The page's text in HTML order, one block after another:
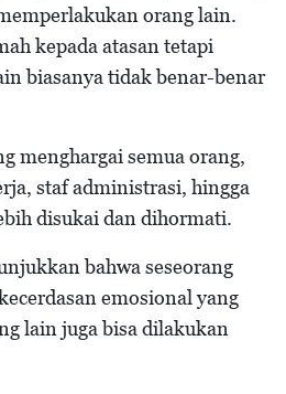
orang lain.
kepada atasan tetapi
biasanya tidak benar-benar
menghargai semua orang,
staf administrasi, hingga
disukai dan dihormati.
bahwa seseorang
emosional yang
lain juga bisa dilakukan